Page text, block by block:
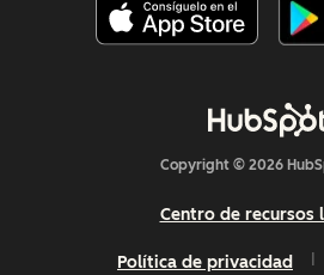
Copyright © 2026
Centro de recursos
Política de privacidad